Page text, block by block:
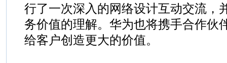
行了一次深入的网络设计互动交流，
务价值的理解。华为也将携手合作伙
给客户创造更大的价值。